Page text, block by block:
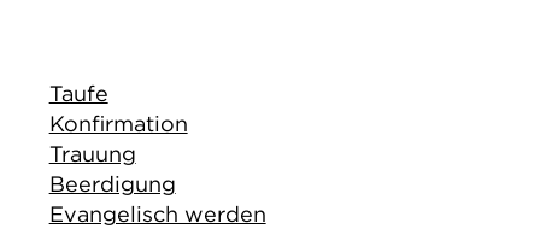
Taufe
Konfirmation
Trauung
Beerdigung
Evangelisch werden